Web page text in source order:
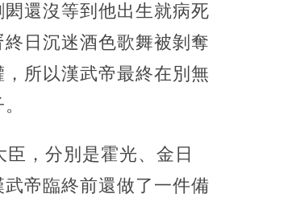
還沒等到他出生就病死
日沉迷酒色歌舞被剝奪
所以漢武帝最終在別無
，分別是霍光、金日
帝臨終前還做了一件備